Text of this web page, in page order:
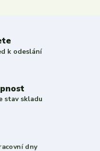
k odeslání
stav skladu
dny